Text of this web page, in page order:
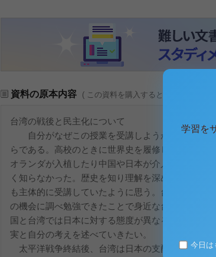
資料の原本内容 ( この資料を購入すると、テキストデ
台湾の戦後と民主化について
自分がなぜこの授業を受講しようかと思ったか
らである。高校のときに世界史を履修していたの
オランダが入植したり中国や日本が介入していく
く知らなかった。歴史を知り理解を深めることが
も主体的に受講していたように思う。台湾の戦後
の機会に調べ勉強できたことで身近な台湾という
国と台湾では日本に対する態度が異なるのか、そ
実と自分の考えを述べていきたい。
太平洋戦争終結後、台湾は日本の支配から独立
学習を
今日は